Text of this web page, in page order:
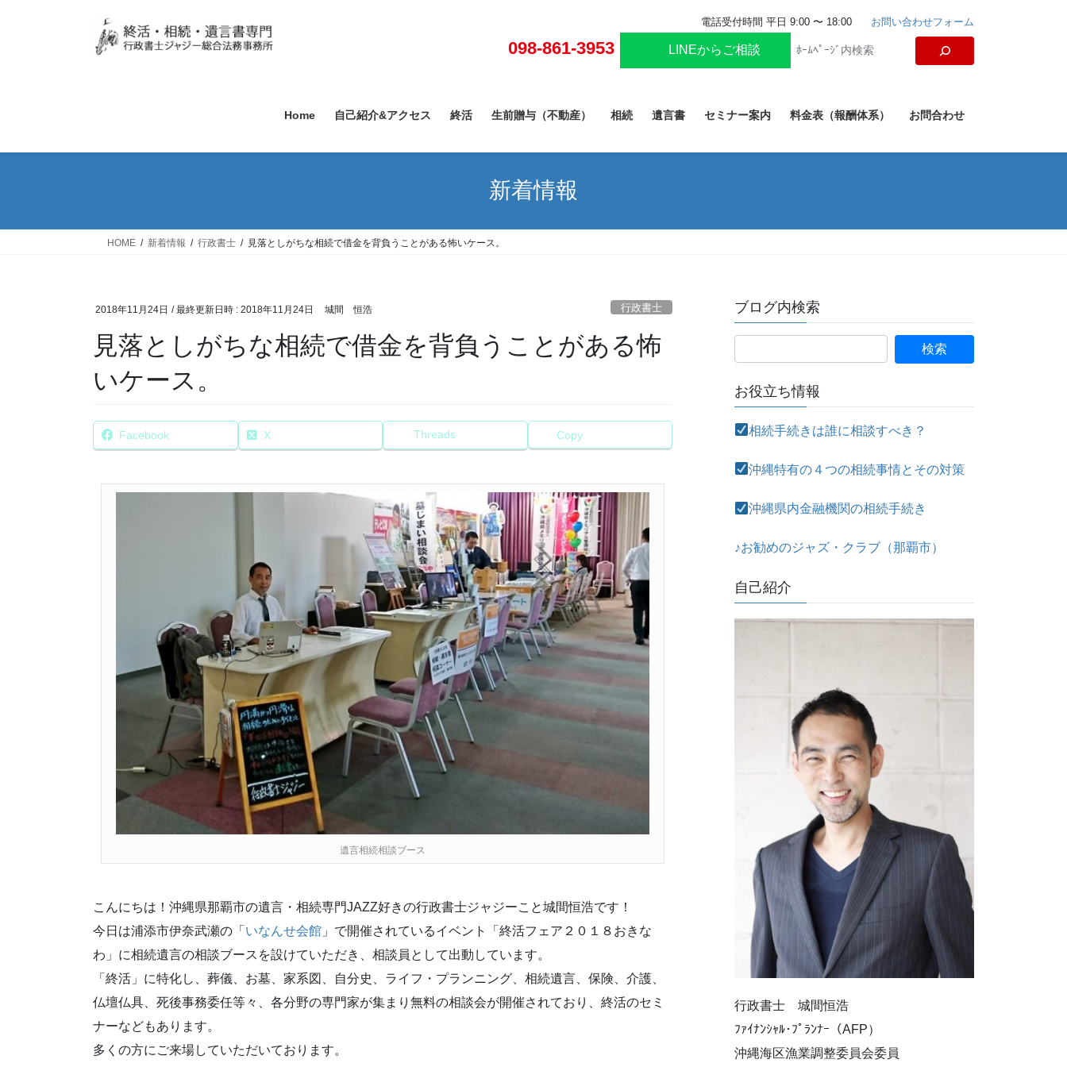
電話受付時間 平日 9:00 〜 18:00 お問い合わせフォーム
098-861-3953 LINEからご相談
Home 自己紹介&アクセス 終活 生前贈与（不動産） 相続 遺言書 セミナー案内 料金表（報酬体系） お問合わせ
新着情報
HOME 新着情報 行政書士 見落としがちな相続で借金を背負うことがある怖いケース。
2018年11月24日 / 最終更新日時 : 2018年11月24日 城間 恒浩 行政書士
見落としがちな相続で借金を背負うことがある怖
いケース。
Facebook X Threads Copy
遺言相続相談ブース
こんにちは！沖縄県那覇市の遺言・相続専門JAZZ好きの行政書士ジャジーこと城間恒浩です！
今日は浦添市伊奈武瀬の「 いなんせ会館 」で開催されているイベント「終活フェア２０１８おきな
わ」に相続遺言の相談ブースを設けていただき、相談員として出動しています。
「終活」に特化し、葬儀、お墓、家系図、自分史、ライフ・プランニング、相続遺言、保険、介護、
仏壇仏具、死後事務委任等々、各分野の専門家が集まり無料の相談会が開催されており、終活のセミ
ナーなどもあります。
多くの方にご来場していただいております。
ブログ内検索
お役立ち情報
相続手続きは誰に相談すべき？
沖縄特有の４つの相続事情とその対策
沖縄県内金融機関の相続手続き
♪お勧めのジャズ・クラブ（那覇市）
自己紹介
行政書士 城間恒浩
ﾌｧｲﾅﾝｼｬﾙ･ﾌﾟﾗﾝﾅｰ（AFP）
沖縄海区漁業調整委員会委員